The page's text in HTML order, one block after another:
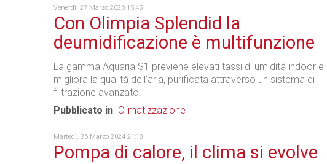
Venerdì, 27 Marzo 2026 15:45
Con Olimpia Splendid la
deumidificazione è multifunzione
La gamma Aquaria S1 previene elevati tassi di umidità indoor e
migliora la qualità dell'aria, purificata attraverso un sistema di
filtrazione avanzato.
Pubblicato in Climatizzazione
Martedì, 26 Marzo 2024 21:18
Pompa di calore, il clima si evolve